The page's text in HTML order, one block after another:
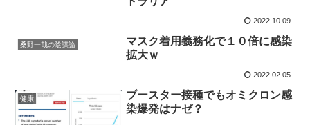
2022.10.09
桑野一哉の陰謀論
マスク着用義務化で１０倍に感染
拡大ｗ
2022.02.05
健康
ブースター接種でもオミクロン感
染爆発はナゼ？